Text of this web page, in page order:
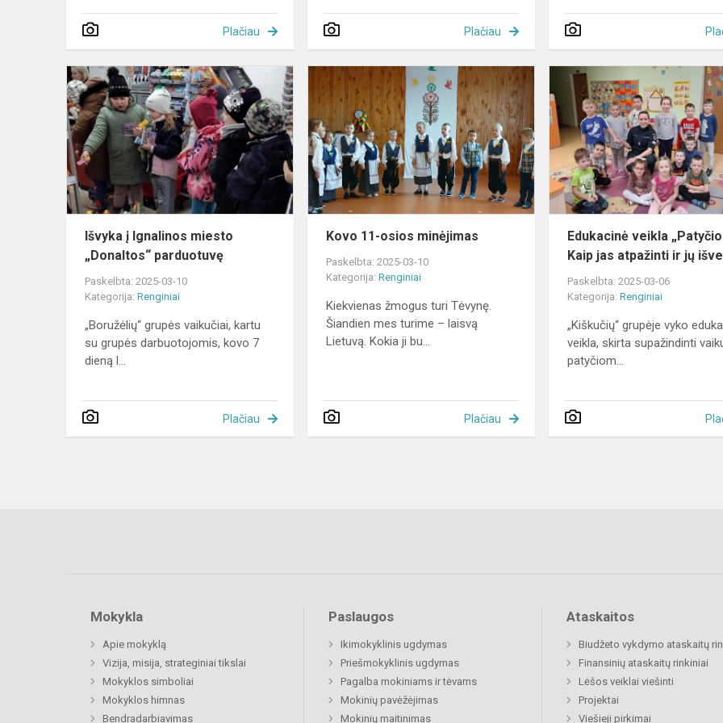
Plačiau Plačiau
Išvyka
į
Ignalinos
miesto
„Donaltos“
parduotuvę
Išvyka į Ignalinos miesto
„Donaltos“ parduotuvę
Paskelbta: 2025-03-10
Kategorija: Renginiai
„Boružėlių“ grupės vaikučiai, kartu
su grupės darbuotojomis, kovo 7
dieną l...
Plačiau
11-
osios
minėjimas
Kovo 11-osios minėjimas
Paskelbta: 2025-03-10
Kategorija:Renginiai
Kiekvienas žmogus turi Tėvynę.
Šiandien mes turime – laisvą
Lietuvą. Kokia ji bu...
Plačiau
Edukacinė veikla
Kaip jas atpažinti ir jų
Paskelbta: 2025-03-06
Kategorija:Renginiai
„Kiškučių“ grupėje vyko
veikla, skirta supažindinti
patyčiom...
Mokykla
Apie mokyklą
Vizija, misija, strateginiai tikslai
Mokyklos simboliai
Mokyklos himnas
Bendradarbiavimas
Paslaugos
Ikimokyklinis ugdymas
Priešmokyklinis ugdymas
Pagalba mokiniams ir tėvams
Mokinių pavėžėjimas
Mokinių maitinimas
Ataskaitos
Biudžeto vykdymo ataskaitų
Finansinių ataskaitų rinkiniai
Lėšos veiklai viešinti
Projektai
Viešieji pirkimai